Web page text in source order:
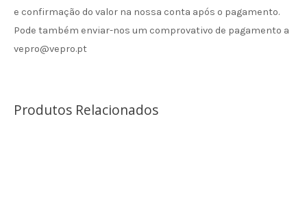
e confirmação do valor na nossa conta após o pagamento.
Pode também enviar-nos um comprovativo de pagamento a
vepro@vepro.pt
Produtos Relacionados